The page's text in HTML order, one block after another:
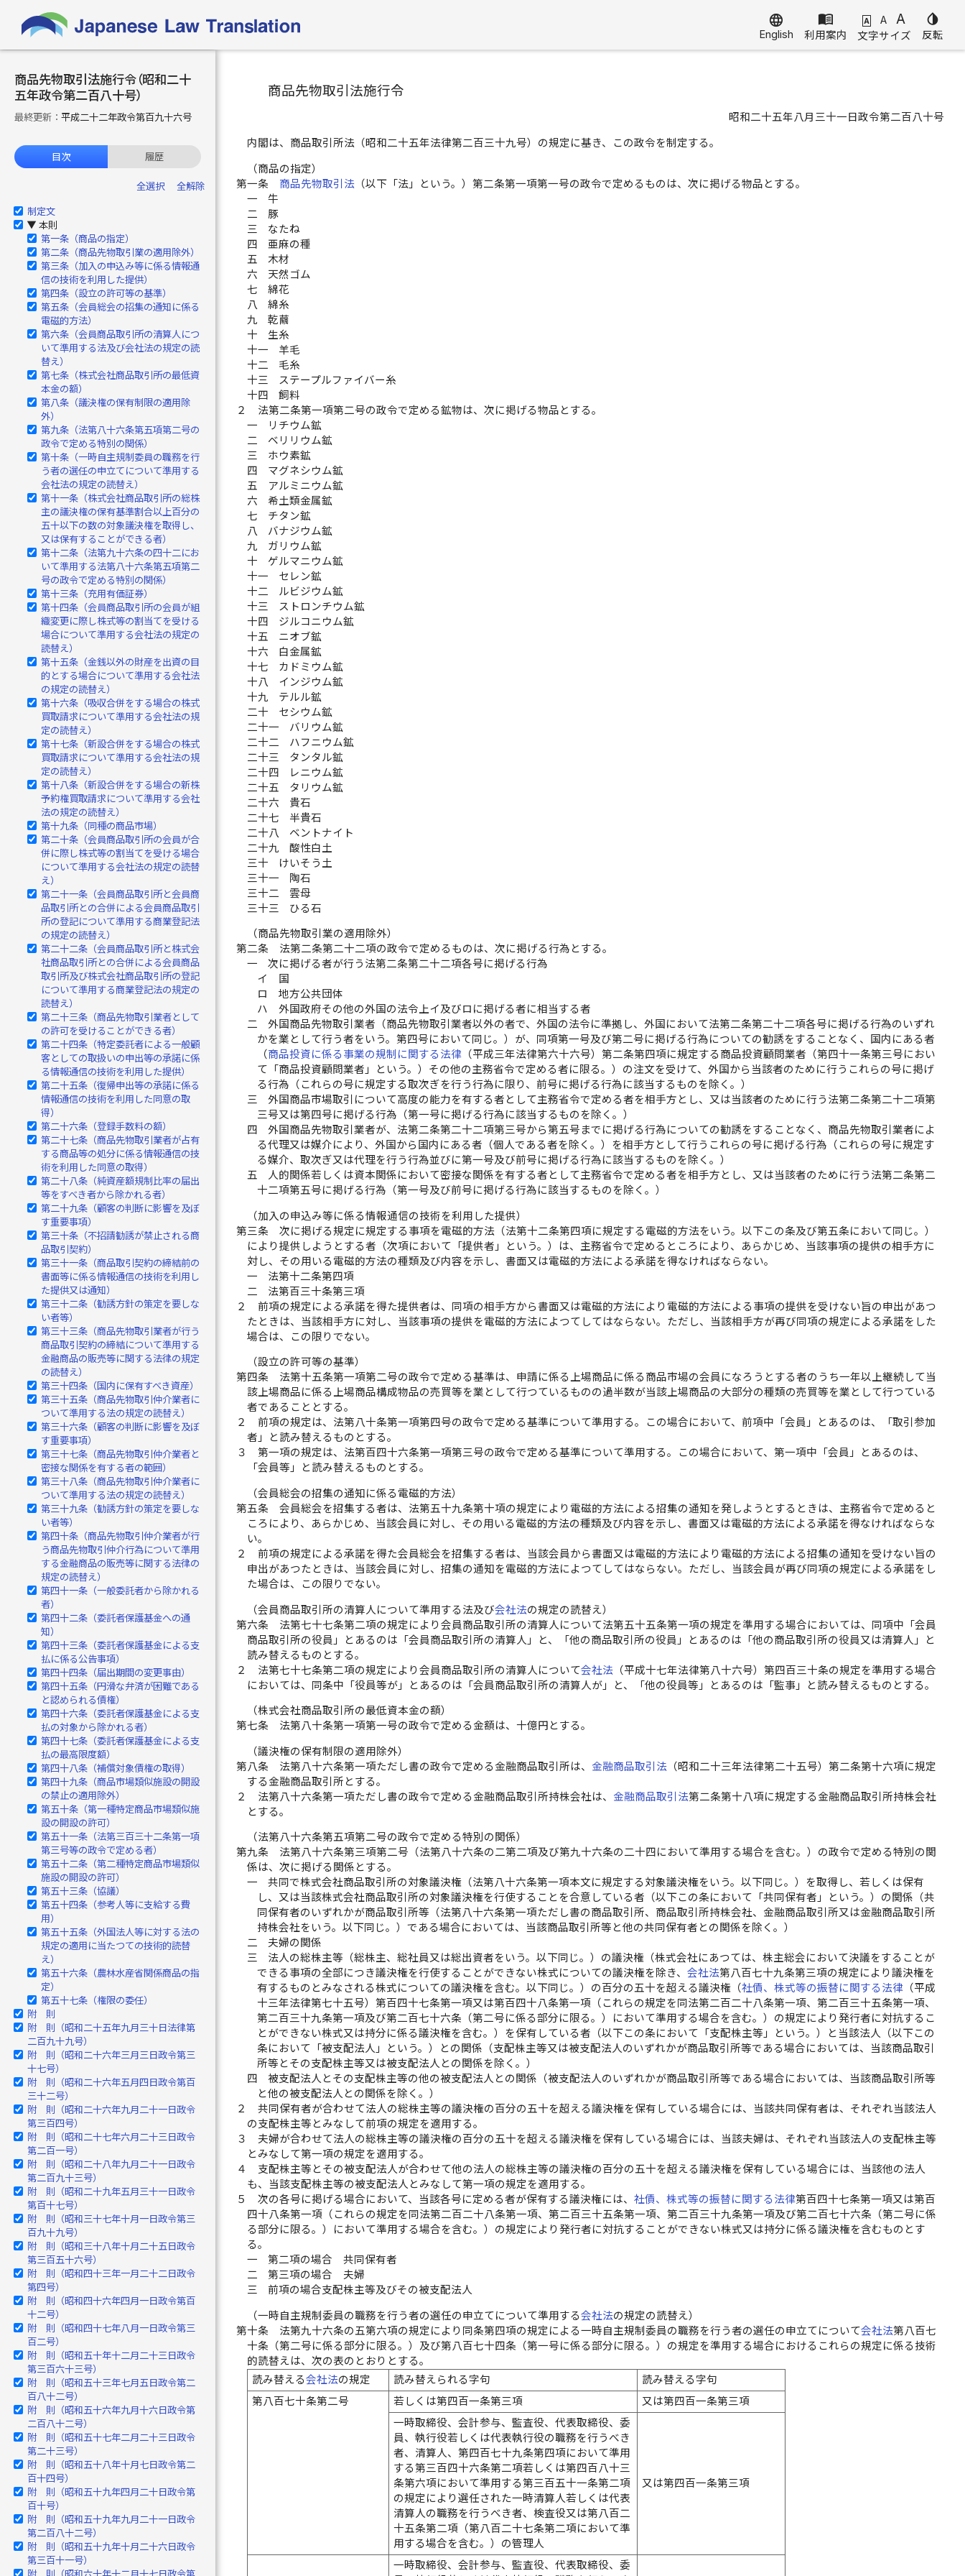
language
English
menu_book
利用案内
A A A
文字サイズ
invert_colors
反転
商品先物取引法施行令（昭和二十
五年政令第二百八十号）
最終更新： 平成二十二年政令第百九十六号
目次 履歴
全選択 全解除
制定文
▶ 本則
第一条（商品の指定）
第二条（商品先物取引業の適用除外）
第三条（加入の申込み等に係る情報通
信の技術を利用した提供）
第四条（設立の許可等の基準）
第五条（会員総会の招集の通知に係る
電磁的方法）
第六条（会員商品取引所の清算人につ
いて準用する法及び会社法の規定の読
替え）
第七条（株式会社商品取引所の最低資
本金の額）
第八条（議決権の保有制限の適用除
外）
第九条（法第八十六条第五項第二号の
政令で定める特別の関係）
第十条（一時自主規制委員の職務を行
う者の選任の申立てについて準用する
会社法の規定の読替え）
第十一条（株式会社商品取引所の総株
主の議決権の保有基準割合以上百分の
五十以下の数の対象議決権を取得し、
又は保有することができる者）
第十二条（法第九十六条の四十二にお
いて準用する法第八十六条第五項第二
号の政令で定める特別の関係）
第十三条（充用有価証券）
第十四条（会員商品取引所の会員が組
織変更に際し株式等の割当てを受ける
場合について準用する会社法の規定の
読替え）
第十五条（金銭以外の財産を出資の目
的とする場合について準用する会社法
の規定の読替え）
第十六条（吸収合併をする場合の株式
買取請求について準用する会社法の規
定の読替え）
第十七条（新設合併をする場合の株式
買取請求について準用する会社法の規
定の読替え）
第十八条（新設合併をする場合の新株
予約権買取請求について準用する会社
法の規定の読替え）
第十九条（同種の商品市場）
第二十条（会員商品取引所の会員が合
併に際し株式等の割当てを受ける場合
について準用する会社法の規定の読替
え）
第二十一条（会員商品取引所と会員商
品取引所との合併による会員商品取引
所の登記について準用する商業登記法
の規定の読替え）
第二十二条（会員商品取引所と株式会
社商品取引所との合併による会員商品
取引所及び株式会社商品取引所の登記
について準用する商業登記法の規定の
読替え）
第二十三条（商品先物取引業者として
の許可を受けることができる者）
第二十四条（特定委託者による一般顧
客としての取扱いの申出等の承諾に係
る情報通信の技術を利用した提供）
第二十五条（復帰申出等の承諾に係る
情報通信の技術を利用した同意の取
得）
第二十六条（登録手数料の額）
第二十七条（商品先物取引業者が占有
する商品等の処分に係る情報通信の技
術を利用した同意の取得）
第二十八条（純資産額規制比率の届出
等をすべき者から除かれる者）
第二十九条（顧客の判断に影響を及ぼ
す重要事項）
第三十条（不招請勧誘が禁止される商
品取引契約）
第三十一条（商品取引契約の締結前の
書面等に係る情報通信の技術を利用し
た提供又は通知）
第三十二条（勧誘方針の策定を要しな
い者等）
第三十三条（商品先物取引業者が行う
商品取引契約の締結について準用する
金融商品の販売等に関する法律の規定
の読替え）
第三十四条（国内に保有すべき資産）
第三十五条（商品先物取引仲介業者に
ついて準用する法の規定の読替え）
第三十六条（顧客の判断に影響を及ぼ
す重要事項）
第三十七条（商品先物取引仲介業者と
密接な関係を有する者の範囲）
第三十八条（商品先物取引仲介業者に
ついて準用する法の規定の読替え）
第三十九条（勧誘方針の策定を要しな
い者等）
第四十条（商品先物取引仲介業者が行
う商品先物取引仲介行為について準用
する金融商品の販売等に関する法律の
規定の読替え）
第四十一条（一般委託者から除かれる
者）
第四十二条（委託者保護基金への通
知）
第四十三条（委託者保護基金による支
払に係る公告事項）
第四十四条（届出期間の変更事由）
第四十五条（円滑な弁済が困難である
と認められる債権）
第四十六条（委託者保護基金による支
払の対象から除かれる者）
第四十七条（委託者保護基金による支
払の最高限度額）
第四十八条（補償対象債権の取得）
第四十九条（商品市場類似施設の開設
の禁止の適用除外）
第五十条（第一種特定商品市場類似施
設の開設の許可）
第五十一条（法第三百三十二条第一項
第三号等の政令で定める者）
第五十二条（第二種特定商品市場類似
施設の開設の許可）
第五十三条（協議）
第五十四条（参考人等に支給する費
用）
第五十五条（外国法人等に対する法の
規定の適用に当たつての技術的読替
え）
第五十六条（農林水産省関係商品の指
定）
第五十七条（権限の委任）
附 則
附 則（昭和二十五年九月三十日法律第
二百九十九号）
附 則（昭和二十六年三月三日政令第三
十七号）
附 則（昭和二十六年五月四日政令第百
三十二号）
附 則（昭和二十六年九月二十一日政令
第三百四号）
附 則（昭和二十七年六月二十三日政令
第二百一号）
附 則（昭和二十八年九月二十一日政令
第二百九十三号）
附 則（昭和二十九年五月三十一日政令
第百十七号）
附 則（昭和三十七年十月一日政令第三
百九十九号）
附 則（昭和三十八年十月二十五日政令
第三百五十六号）
附 則（昭和四十三年一月二十二日政令
第四号）
附 則（昭和四十六年四月一日政令第百
十二号）
附 則（昭和四十七年八月一日政令第三
百二号）
附 則（昭和五十年十二月二十三日政令
第三百六十三号）
附 則（昭和五十三年七月五日政令第二
百八十二号）
附 則（昭和五十六年九月十六日政令第
二百八十二号）
附 則（昭和五十七年二月二十三日政令
第二十三号）
附 則（昭和五十八年十月七日政令第二
百十四号）
附 則（昭和五十九年四月二十日政令第
百十号）
附 則（昭和五十九年九月二十一日政令
第二百八十二号）
附 則（昭和五十九年十月二十六日政令
第三百十一号）
商品先物取引法施行令
昭和二十五年八月三十一日政令第二百八十号
内閣は、商品取引所法（昭和二十五年法律第二百三十九号）の規定に基き、この政令を制定する。
（商品の指定）
第一条
商品先物取引法（以下「法」という。）第二条第一項第一号の政令で定めるものは、次に掲げる物品とする。
一
牛
二
豚
三
なたね
四
亜麻の種
五
木材
六
天然ゴム
七
綿花
八
綿糸
九
乾繭
十
生糸
十一
羊毛
十二
毛糸
十三
ステープルファイバー糸
十四
飼料
２
法第二条第一項第二号の政令で定める鉱物は、次に掲げる物品とする。
一
リチウム鉱
二
ベリリウム鉱
三
ホウ素鉱
四
マグネシウム鉱
五
アルミニウム鉱
六
希土類金属鉱
七
チタン鉱
八
バナジウム鉱
九
ガリウム鉱
十
ゲルマニウム鉱
十一
セレン鉱
十二
ルビジウム鉱
十三
ストロンチウム鉱
十四
ジルコニウム鉱
十五
ニオブ鉱
十六
白金属鉱
十七
カドミウム鉱
十八
インジウム鉱
十九
テルル鉱
二十
セシウム鉱
二十一
バリウム鉱
二十二
ハフニウム鉱
二十三
タンタル鉱
二十四
レニウム鉱
二十五
タリウム鉱
二十六
貴石
二十七
半貴石
二十八
ベントナイト
二十九
酸性白土
三十
けいそう土
三十一
陶石
三十二
雲母
三十三
ひる石
（商品先物取引業の適用除外）
第二条
法第二条第二十二項の政令で定めるものは、次に掲げる行為とする。
一
次に掲げる者が行う法第二条第二十二項各号に掲げる行為
イ
国
ロ
地方公共団体
ハ
外国政府その他の外国の法令上イ及びロに掲げる者に相当する者
二
外国商品先物取引業者（商品先物取引業者以外の者で、外国の法令に準拠し、外国において法第二条第二十二項各号に掲げる行為のいずれ
かを業として行う者をいう。第四号において同じ。）が、同項第一号及び第二号に掲げる行為についての勧誘をすることなく、国内にある者
（商品投資に係る事業の規制に関する法律 （平成三年法律第六十六号）第二条第四項に規定する商品投資顧問業者（第四十一条第三号におい
て「商品投資顧問業者」という。）その他の主務省令で定める者に限る。）の注文を受けて、外国から当該者のために行うこれらの号に掲げ
る行為（これらの号に規定する取次ぎを行う行為に限り、前号に掲げる行為に該当するものを除く。）
三
外国商品市場取引について高度の能力を有する者として主務省令で定める者を相手方とし、又は当該者のために行う法第二条第二十二項第
三号又は第四号に掲げる行為（第一号に掲げる行為に該当するものを除く。）
四
外国商品先物取引業者が、法第二条第二十二項第三号から第五号までに掲げる行為についての勧誘をすることなく、商品先物取引業者によ
る代理又は媒介により、外国から国内にある者（個人である者を除く。）を相手方として行うこれらの号に掲げる行為（これらの号に規定す
る媒介、取次ぎ又は代理を行う行為並びに第一号及び前号に掲げる行為に該当するものを除く。）
五
人的関係若しくは資本関係において密接な関係を有する者として主務省令で定める者を相手方とし、又は当該者のために行う法第二条第二
十二項第五号に掲げる行為（第一号及び前号に掲げる行為に該当するものを除く。）
（加入の申込み等に係る情報通信の技術を利用した提供）
第三条
次に掲げる規定に規定する事項を電磁的方法（法第十二条第四項に規定する電磁的方法をいう。以下この条及び第五条において同じ。）
により提供しようとする者（次項において「提供者」という。）は、主務省令で定めるところにより、あらかじめ、当該事項の提供の相手方に
対し、その用いる電磁的方法の種類及び内容を示し、書面又は電磁的方法による承諾を得なければならない。
一
法第十二条第四項
二
法第百三十条第三項
２
前項の規定による承諾を得た提供者は、同項の相手方から書面又は電磁的方法により電磁的方法による事項の提供を受けない旨の申出があつ
たときは、当該相手方に対し、当該事項の提供を電磁的方法によつてしてはならない。ただし、当該相手方が再び同項の規定による承諾をした
場合は、この限りでない。
（設立の許可等の基準）
第四条
法第十五条第一項第二号の政令で定める基準は、申請に係る上場商品に係る商品市場の会員になろうとする者のうち一年以上継続して当
該上場商品に係る上場商品構成物品の売買等を業として行つているものの過半数が当該上場商品の大部分の種類の売買等を業として行つている
者であることとする。
２
前項の規定は、法第八十条第一項第四号の政令で定める基準について準用する。この場合において、前項中「会員」とあるのは、「取引参加
者」と読み替えるものとする。
３
第一項の規定は、法第百四十六条第一項第三号の政令で定める基準について準用する。この場合において、第一項中「会員」とあるのは、
「会員等」と読み替えるものとする。
（会員総会の招集の通知に係る電磁的方法）
第五条
会員総会を招集する者は、法第五十九条第十項の規定により電磁的方法による招集の通知を発しようとするときは、主務省令で定めると
ころにより、あらかじめ、当該会員に対し、その用いる電磁的方法の種類及び内容を示し、書面又は電磁的方法による承諾を得なければならな
い。
２
前項の規定による承諾を得た会員総会を招集する者は、当該会員から書面又は電磁的方法により電磁的方法による招集の通知を受けない旨の
申出があつたときは、当該会員に対し、招集の通知を電磁的方法によつてしてはならない。ただし、当該会員が再び同項の規定による承諾をし
た場合は、この限りでない。
（会員商品取引所の清算人について準用する法及び会社法の規定の読替え）
第六条
法第七十七条第二項の規定により会員商品取引所の清算人について法第五十五条第一項の規定を準用する場合においては、同項中「会員
商品取引所の役員」とあるのは「会員商品取引所の清算人」と、「他の商品取引所の役員」とあるのは「他の商品取引所の役員又は清算人」と
読み替えるものとする。
２
法第七十七条第二項の規定により会員商品取引所の清算人について会社法（平成十七年法律第八十六号）第四百三十条の規定を準用する場合
においては、同条中「役員等が」とあるのは「会員商品取引所の清算人が」と、「他の役員等」とあるのは「監事」と読み替えるものとする。
（株式会社商品取引所の最低資本金の額）
第七条
法第八十条第一項第一号の政令で定める金額は、十億円とする。
（議決権の保有制限の適用除外）
第八条
法第八十六条第一項ただし書の政令で定める金融商品取引所は、 金融商品取引法（昭和二十三年法律第二十五号）第二条第十六項に規定
する金融商品取引所とする。
２
法第八十六条第一項ただし書の政令で定める金融商品取引所持株会社は、 金融商品取引法第二条第十八項に規定する金融商品取引所持株会社
とする。
（法第八十六条第五項第二号の政令で定める特別の関係）
第九条
法第八十六条第三項第二号（法第八十六条の二第二項及び第九十六条の二十四において準用する場合を含む。）の政令で定める特別の関
係は、次に掲げる関係とする。
一
共同で株式会社商品取引所の対象議決権（法第八十六条第一項本文に規定する対象議決権をいう。以下同じ。）を取得し、若しくは保有
し、又は当該株式会社商品取引所の対象議決権を行使することを合意している者（以下この条において「共同保有者」という。）の関係（共
同保有者のいずれかが商品取引所等（法第八十六条第一項ただし書の商品取引所、商品取引所持株会社、金融商品取引所又は金融商品取引所
持株会社をいう。以下同じ。）である場合においては、当該商品取引所等と他の共同保有者との関係を除く。）
二
夫婦の関係
三
法人の総株主等（総株主、総社員又は総出資者をいう。以下同じ。）の議決権（株式会社にあつては、株主総会において決議をすることが
できる事項の全部につき議決権を行使することができない株式についての議決権を除き、会社法第八百七十九条第三項の規定により議決権を
有するものとみなされる株式についての議決権を含む。以下同じ。）の百分の五十を超える議決権（社債、株式等の振替に関する法律 （平成
十三年法律第七十五号）第百四十七条第一項又は第百四十八条第一項（これらの規定を同法第二百二十八条第一項、第二百三十五条第一項、
第二百三十九条第一項及び第二百七十六条（第二号に係る部分に限る。）において準用する場合を含む。）の規定により発行者に対抗するこ
とができない株式又は持分に係る議決権を含む。）を保有している者（以下この条において「支配株主等」という。）と当該法人（以下この
条において「被支配法人」という。）との関係（支配株主等又は被支配法人のいずれかが商品取引所等である場合においては、当該商品取引
所等とその支配株主等又は被支配法人との関係を除く。）
四
被支配法人とその支配株主等の他の被支配法人との関係（被支配法人のいずれかが商品取引所等である場合においては、当該商品取引所等
と他の被支配法人との関係を除く。）
２
共同保有者が合わせて法人の総株主等の議決権の百分の五十を超える議決権を保有している場合には、当該共同保有者は、それぞれ当該法人
の支配株主等とみなして前項の規定を適用する。
３
夫婦が合わせて法人の総株主等の議決権の百分の五十を超える議決権を保有している場合には、当該夫婦は、それぞれ当該法人の支配株主等
とみなして第一項の規定を適用する。
４
支配株主等とその被支配法人が合わせて他の法人の総株主等の議決権の百分の五十を超える議決権を保有している場合には、当該他の法人
も、当該支配株主等の被支配法人とみなして第一項の規定を適用する。
５
次の各号に掲げる場合において、当該各号に定める者が保有する議決権には、 社債、株式等の振替に関する法律第百四十七条第一項又は第百
四十八条第一項（これらの規定を同法第二百二十八条第一項、第二百三十五条第一項、第二百三十九条第一項及び第二百七十六条（第二号に係
る部分に限る。）において準用する場合を含む。）の規定により発行者に対抗することができない株式又は持分に係る議決権を含むものとす
る。
一
第二項の場合 共同保有者
二
第三項の場合 夫婦
三
前項の場合支配株主等及びその被支配法人
（一時自主規制委員の職務を行う者の選任の申立てについて準用する会社法の規定の読替え）
第十条
法第九十六条の五第六項の規定により同条第四項の規定による一時自主規制委員の職務を行う者の選任の申立てについて会社法第八百七
十条（第二号に係る部分に限る。）及び第八百七十四条（第一号に係る部分に限る。）の規定を準用する場合におけるこれらの規定に係る技術
的読替えは、次の表のとおりとする。
読み替える会社法の規定 読み替えられる字句
読み替える字句
第八百七十条第二号
若しくは第四百一条第三項
又は第四百一条第三項
一時取締役、会計参与、監査役、代表取締役、委
員、執行役若しくは代表執行役の職務を行うべき
者、清算人、第四百七十九条第四項において準用
する第三百四十六条第二項若しくは第四百八十三
条第六項において準用する第三百五十一条第二項
の規定により選任された一時清算人若しくは代表
清算人の職務を行うべき者、検査役又は第八百二
十五条第二項（第八百二十七条第二項において準
用する場合を含む。）の管理人
又は第四百一条第三項
一時取締役、会計参与、監査役、代表取締役、委